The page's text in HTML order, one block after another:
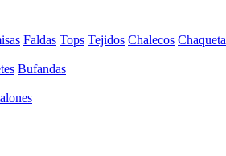
Faldas Tops Tejidos Chalecos
Bufandas